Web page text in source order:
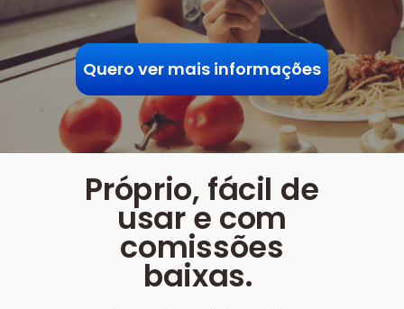
Quero ver mais informações
Próprio, fácil de
usar e com
comissões
baixas.